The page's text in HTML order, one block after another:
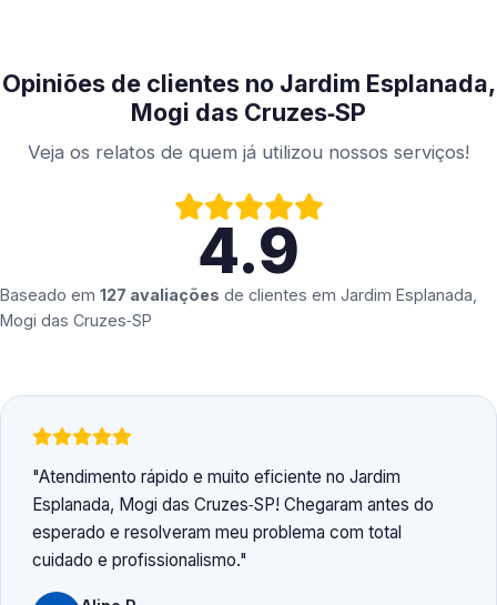
Opiniões de clientes no Jardim Esplanada,
Mogi das Cruzes‑SP
Veja os relatos de quem já utilizou nossos serviços!
4.9
Baseado em 127 avaliações de clientes em Jardim Esplanada,
Mogi das Cruzes‑SP
Atendimento rápido e muito eficiente no Jardim
Esplanada, Mogi das Cruzes‑SP! Chegaram antes do
esperado e resolveram meu problema com total
cuidado e profissionalismo.